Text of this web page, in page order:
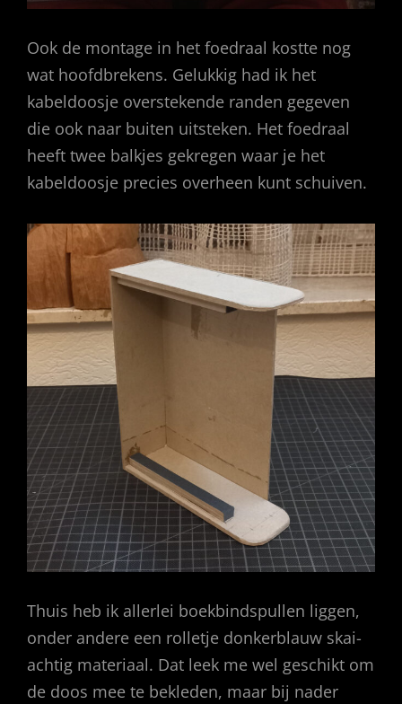
Ook de montage in het foedraal kostte nog
wat hoofdbrekens. Gelukkig had ik het
kabeldoosje overstekende randen gegeven
die ook naar buiten uitsteken. Het foedraal
heeft twee balkjes gekregen waar je het
kabeldoosje precies overheen kunt schuiven.
Thuis heb ik allerlei boekbindspullen liggen,
onder andere een rolletje donkerblauw skai-
achtig materiaal. Dat leek me wel geschikt om
de doos mee te bekleden, maar bij nader